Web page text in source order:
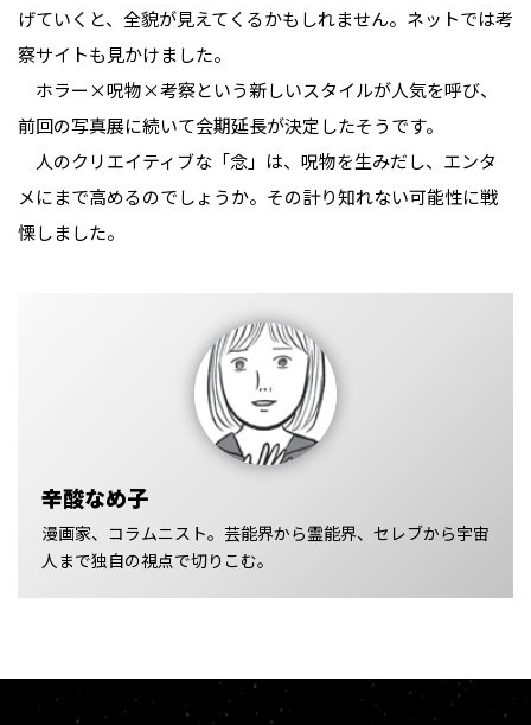
げていくと、全貌が見えてくるかもしれません。ネットでは考
察サイトも見かけました。
ホラー×呪物×考察という新しいスタイルが人気を呼び、
前回の写真展に続いて会期延長が決定したそうです。
人のクリエイティブな「念」は、呪物を生みだし、エンタ
メにまで高めるのでしょうか。その計り知れない可能性に戦
慄しました。
辛酸なめ子
漫画家、コラムニスト。芸能界から霊能界、セレブから宇宙
人まで独自の視点で切りこむ。